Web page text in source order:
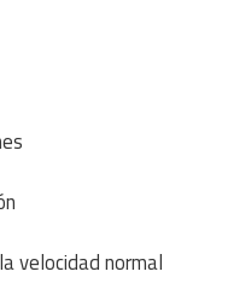
velocidad normal